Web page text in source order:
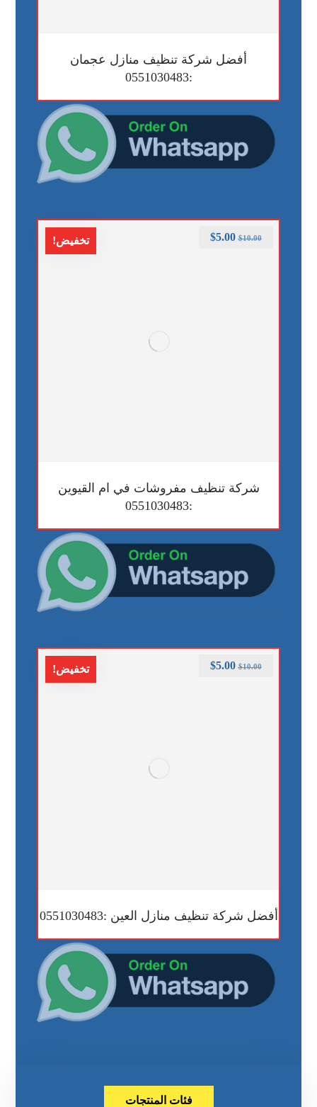
أفضل شركة تنظيف منازل عجمان
:0551030483
تخفيض!
شركة تنظيف مفروشات في ام القيوين
:0551030483
$10.00
$5.00
تخفيض!
أفضل شركة تنظيف منازل العين :0551030483
$10.00
$5.00
فئات المنتجات